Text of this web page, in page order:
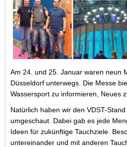
Am 24. und 25. Januar waren neun
Düsseldorf unterwegs. Die Messe
Wassersport zu informieren, Neues
Natürlich haben wir den VDST-
umgeschaut. Dabei gab es jede
Ideen für zukünftige Tauchziele.
untereinander und mit anderen